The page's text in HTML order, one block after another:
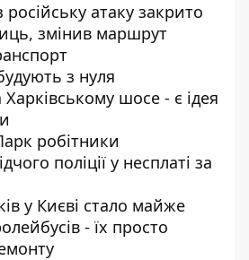
російську атаку закрито
змінив маршрут
з нуля
шосе - є ідея
робітники
поліції у несплаті за
у Києві стало майже
- їх просто